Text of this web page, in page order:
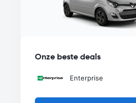
Onze beste deals
Enterprise